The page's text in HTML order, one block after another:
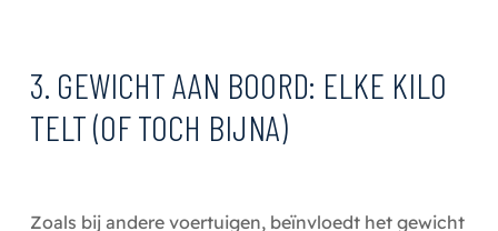
3. GEWICHT AAN BOORD: ELKE KILO
TELT (OF TOCH BIJNA)
Zoals bij andere voertuigen, beïnvloedt het gewicht